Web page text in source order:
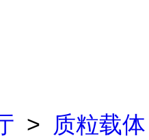
>
质粒载体